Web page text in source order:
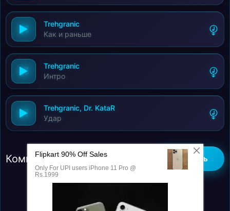
Trehgranic
Как и раньше
Trehgranic
Интро
Trehgranic, Dr. KataR
Удар
Комментарии (0) Добавить